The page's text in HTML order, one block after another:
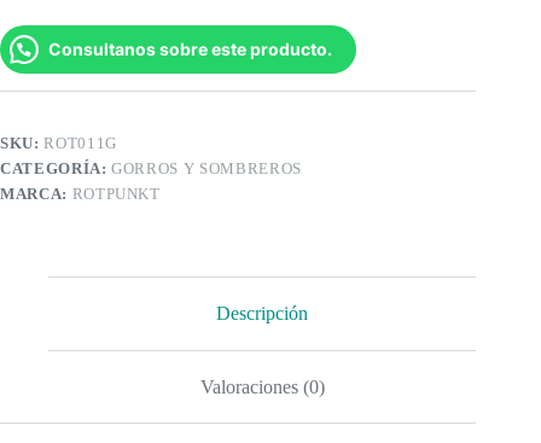
Consultanos sobre este producto.
SKU:ROT011G
CATEGORÍA:GORROS Y SOMBREROS
MARCA: ROTPUNKT
Descripción
Valoraciones (0)